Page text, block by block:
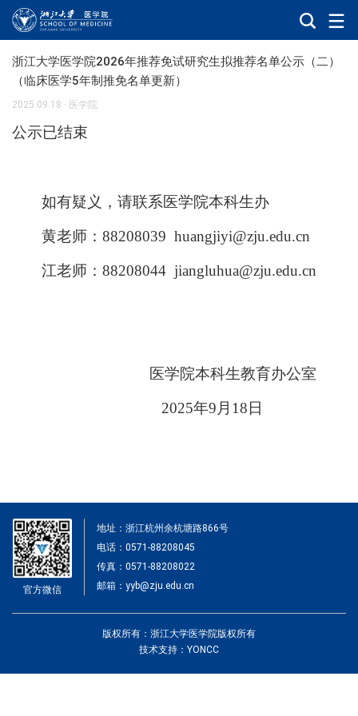
浙江大学医学院2026年推荐免试研究生拟推荐名单公示（二）
（临床医学5年制推免名单更新）
2025.09.18 · 医学院
公示已结束
如有疑义，请联系医学院本科生办
黄老师： 88208039 huangjiyi@zju.edu.cn
江老师： 88208044 jiangluhua@zju.edu.cn
医学院本科生教育办公室
2025年9月18日
官方微信
地址：浙江杭州余杭塘路866号
电话：0571-88208045
传真：0571-88208022
邮箱：yyb@zju.edu.cn
版权所有：浙江大学医学院版权所有
技术支持：YONCC